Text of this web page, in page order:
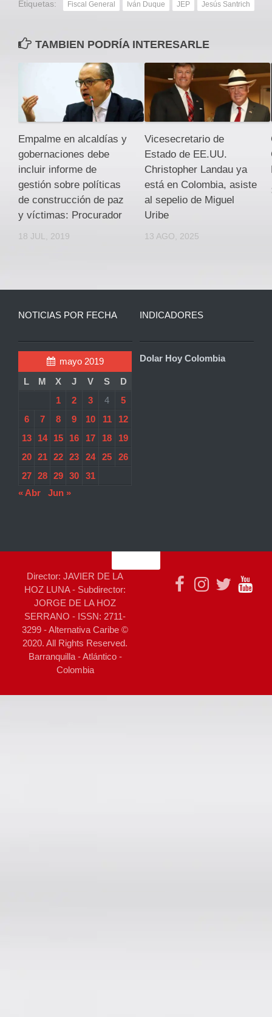
Etiquetas: Fiscal General Iván Duque JEP Jesús Santrich
TAMBIEN PODRÍA INTERESARLE
Empalme en alcaldías y
gobernaciones debe
incluir informe de
gestión sobre políticas
de construcción de paz
y víctimas: Procurador
18 JUL, 2019
Vicesecretario de
Estado de EE.UU.
Christopher Landau ya
está en Colombia, asiste
al sepelio de Miguel
Uribe
13 AGO, 2025
NOTICIAS POR FECHA
mayo 2019
L
M X J V S
D
1
2 3 4
5
6
7 8 9 10 11
12
13
14 15 16 17 18
19
20
21 22 23 24 25
26
27
28 29 30
31
« Abr
Jun »
INDICADORES
Dolar Hoy Colombia
Director: JAVIER DE LA
HOZ LUNA - Subdirector:
JORGE DE LA HOZ
SERRANO - ISSN: 2711-
3299 - Alternativa Caribe ©
2020. All Rights Reserved.
Barranquilla - Atlántico -
Colombia